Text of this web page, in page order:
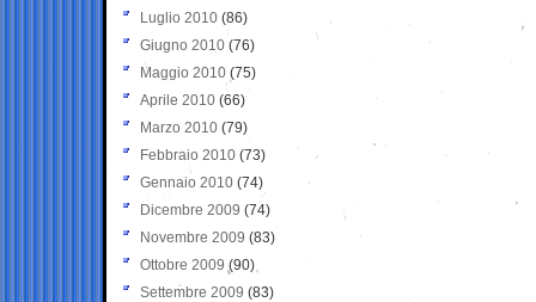
Luglio 2010 (86)
Giugno 2010 (76)
Maggio 2010 (75)
Aprile 2010 (66)
Marzo 2010 (79)
Febbraio 2010 (73)
Gennaio 2010 (74)
Dicembre 2009 (74)
Novembre 2009 (83)
Ottobre 2009 (90)
Settembre 2009 (83)